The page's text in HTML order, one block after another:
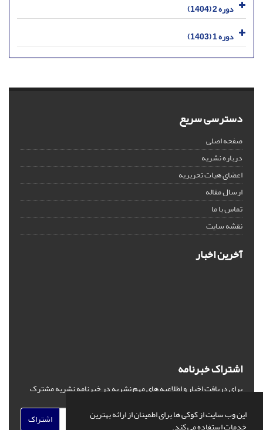
این وب سایت از کوکی ها برای اطمینان از ارائه بهترین
خدمات استفاده می کند.
دوره 2 (1404)
دوره 1 (1403)
دسترسی سریع
صفحه اصلی
درباره نشریه
اعضای هیات تحریریه
ارسال مقاله
تماس با ما
نقشه سایت
آخرین اخبار
اشتراک خبرنامه
برای دریافت اخبار و اطلاعیه های مهم نشریه در خبرنامه نشریه مشترک
اشتراک